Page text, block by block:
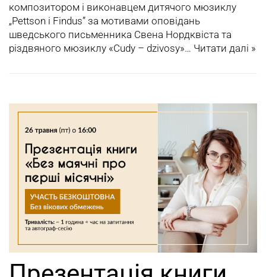
композитором і виконавцем дитячого мюзиклу
„Pettson i Findus” за мотивами оповідань
шведського письменника Свена Нордквіста та
різдвяного мюзиклу «Cudy – dzivosy»… Читати далі »